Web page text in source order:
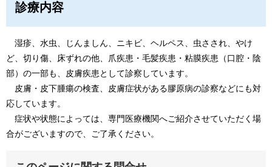
診療内容
湿疹、水虫、じんましん、ニキビ、ヘルペス、虫さされ、やけ
ど、切り傷、床ずれの他、爪疾患・毛髪疾患・粘膜疾患（口腔・陰
部）の一部も、皮膚疾患として診察しています。
皮膚・皮下腫瘍の検査、皮膚症状がある膠原病の診察などにも対
応しています。
症状や状態によっては、専門医療機関へご紹介させていただく場
合がございますので、ご了承ください。